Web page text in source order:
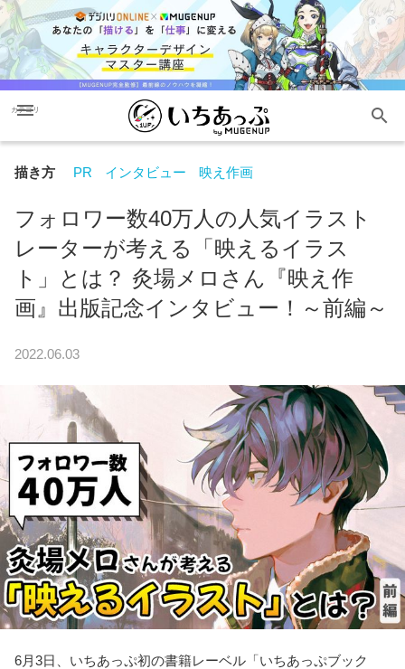
menu
カテゴリ search
描き方 PR インタビュー 映え作画
フォロワー数40万人の人気イラスト
レーターが考える「映えるイラス
ト」とは？ 灸場メロさん『映え作
画』出版記念インタビュー！～前編～
2022.06.03
6月3日、いちあっぷ初の書籍レーベル「いちあっぷブック